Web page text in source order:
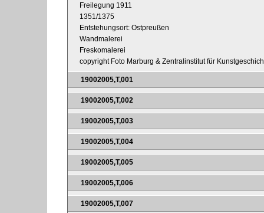
Freilegung 1911
1351/1375
Entstehungsort: Ostpreußen
Wandmalerei
Freskomalerei
copyright Foto Marburg & Zentralinstitut für
19002005,T,001
19002005,T,002
19002005,T,003
19002005,T,004
19002005,T,005
19002005,T,006
19002005,T,007